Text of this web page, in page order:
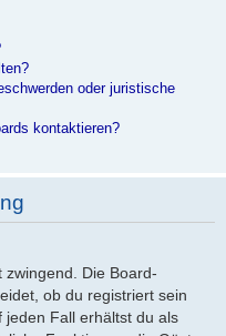
oder juristische
kontaktieren?
Die Board-
ob du registriert sein
jeden Fall erhältst du als